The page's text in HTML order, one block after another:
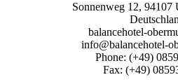
Sonnenweg 12, 94107
balancehotel-
info@balancehotel-
Phone: (+49)
Fax: (+49)